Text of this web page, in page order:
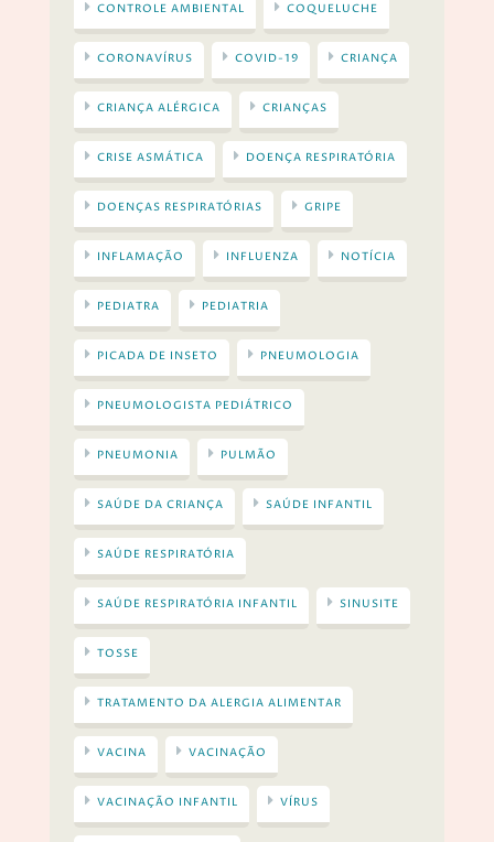
CONTROLE AMBIENTAL COQUELUCHE
CORONAVÍRUS COVID-19 CRIANÇA
CRIANÇA ALÉRGICA CRIANÇAS
CRISE ASMÁTICA DOENÇA RESPIRATÓRIA
DOENÇAS RESPIRATÓRIAS GRIPE
INFLAMAÇÃO INFLUENZA NOTÍCIA
PEDIATRA PEDIATRIA
PICADA DE INSETO PNEUMOLOGIA
PNEUMOLOGISTA PEDIÁTRICO
PNEUMONIA PULMÃO
SAÚDE DA CRIANÇA SAÚDE INFANTIL
SAÚDE RESPIRATÓRIA
SAÚDE RESPIRATÓRIA INFANTIL SINUSITE
TOSSE
TRATAMENTO DA ALERGIA ALIMENTAR
VACINA VACINAÇÃO
VACINAÇÃO INFANTIL VÍRUS